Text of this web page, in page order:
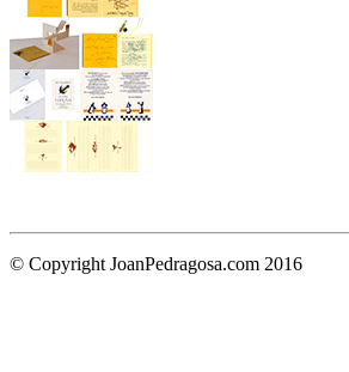
© Copyright JoanPedragosa.com 2016